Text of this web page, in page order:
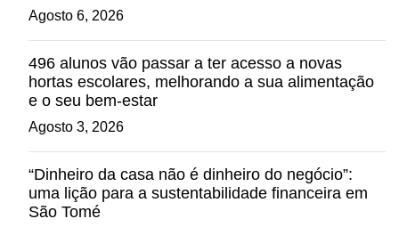
Agosto 6, 2026
496 alunos vão passar a ter acesso a novas
hortas escolares, melhorando a sua alimentação
e o seu bem-estar
Agosto 3, 2026
“Dinheiro da casa não é dinheiro do negócio”:
uma lição para a sustentabilidade financeira em
São Tomé